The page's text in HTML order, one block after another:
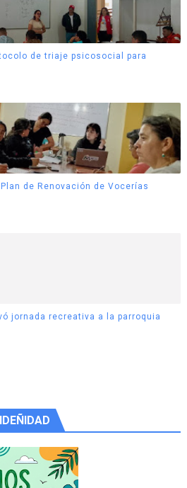
de triaje psicosocial para
de Renovación de Vocerías
jornada recreativa a la parroquia